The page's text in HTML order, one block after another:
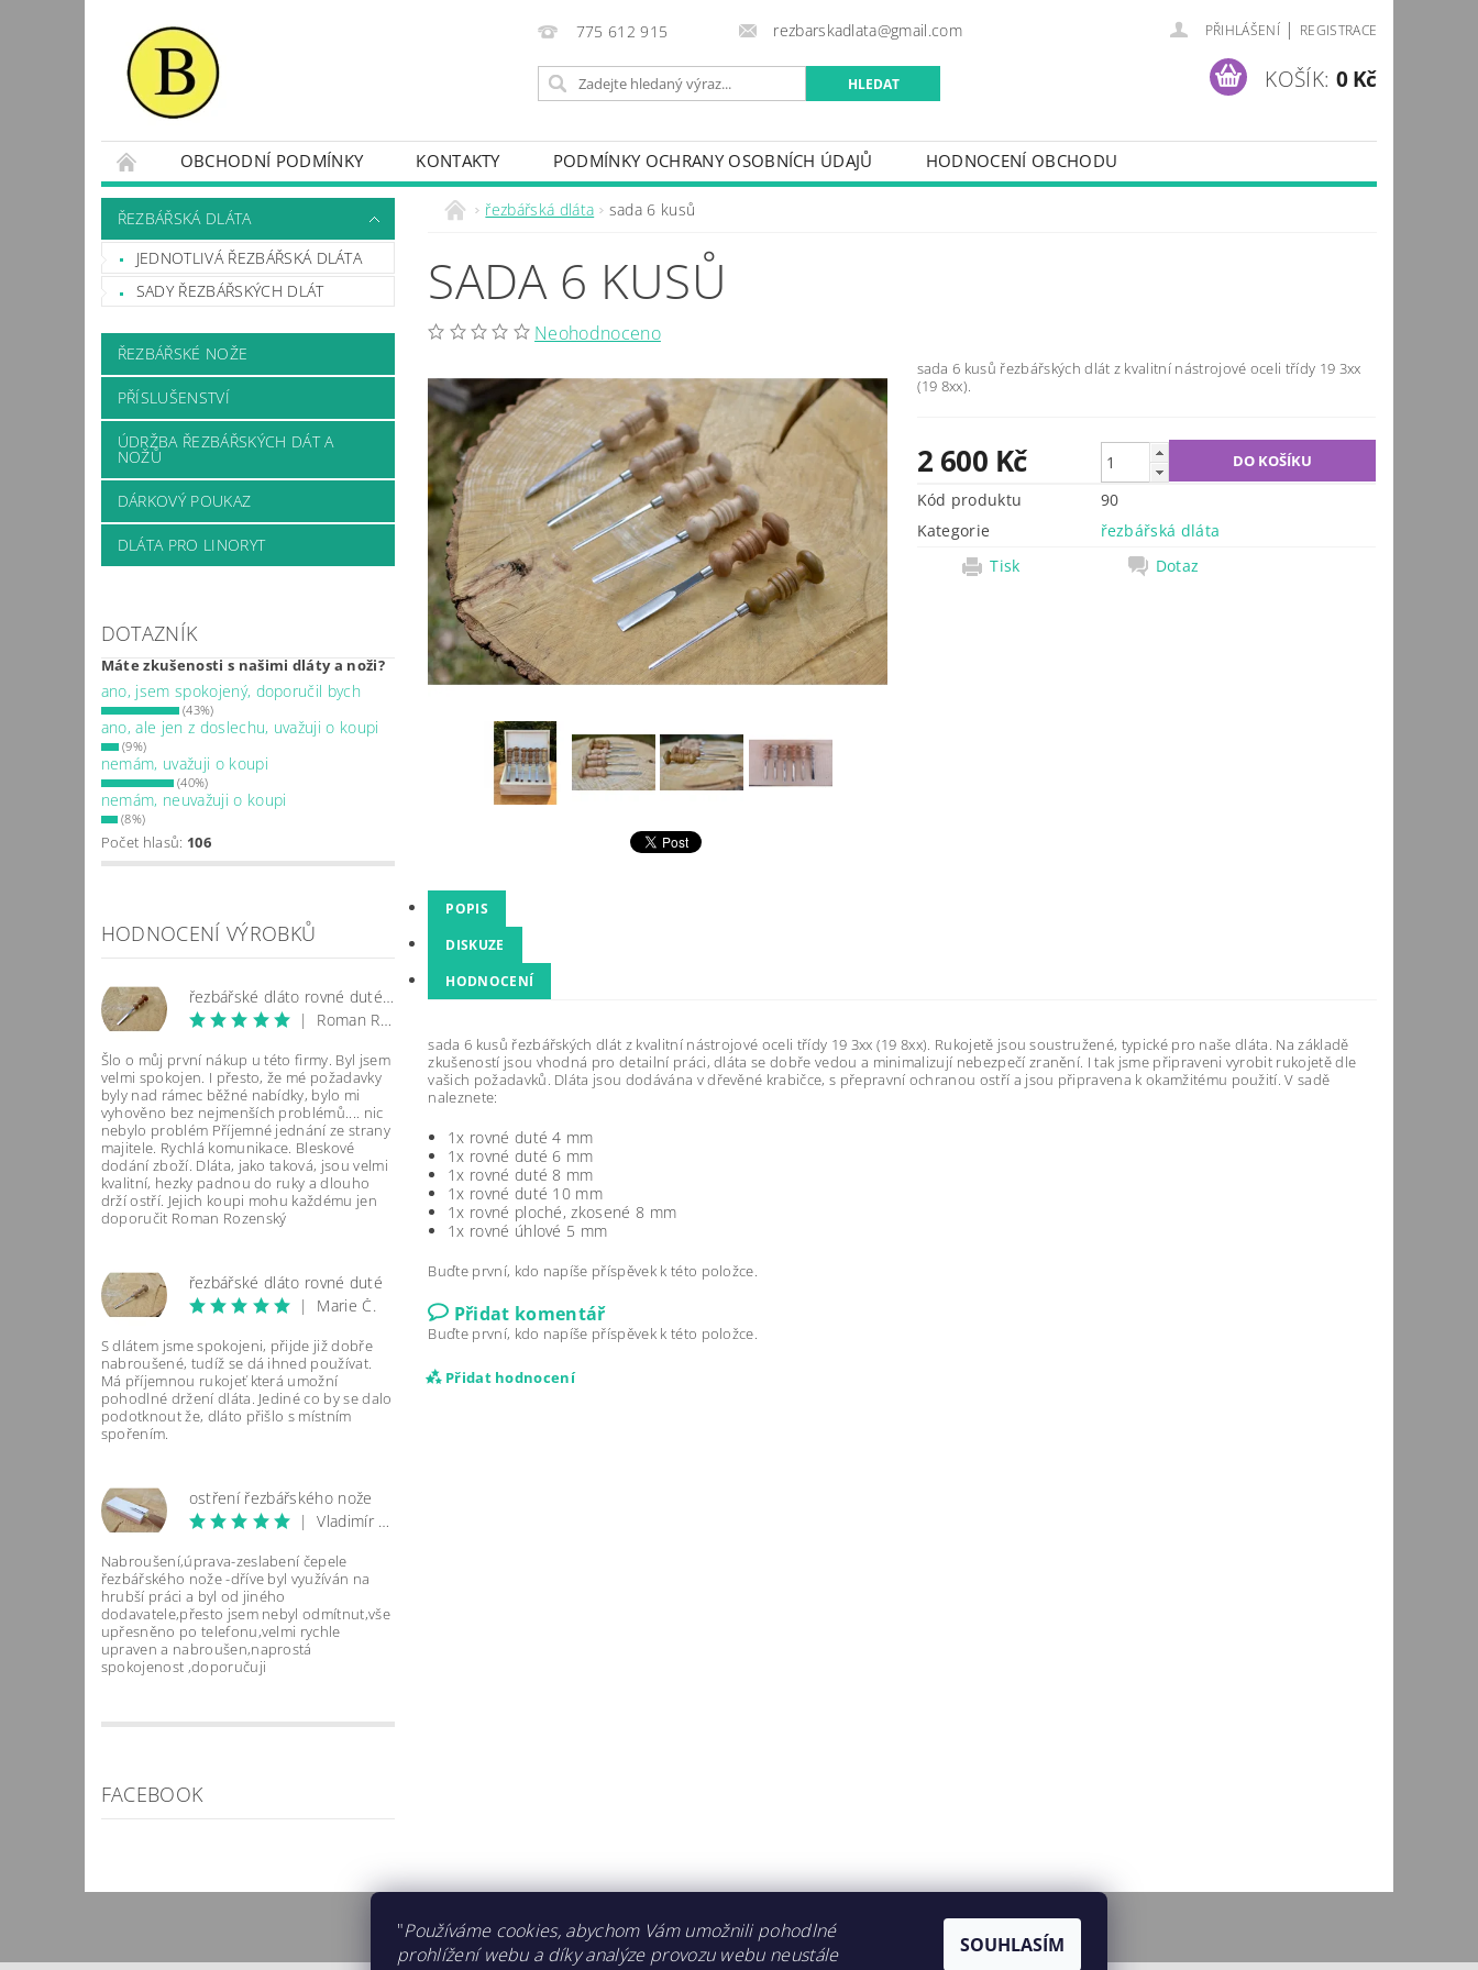
775 612 915 rezbarskadlata@gmail.com PŘIHLÁŠENÍ | REGISTRACE
KOŠÍK: 0 Kč
OBCHODNÍ PODMÍNKY KONTAKTY PODMÍNKY OCHRANY OSOBNÍCH ÚDAJŮ HODNOCENÍ OBCHODU
ŘEZBÁŘSKÁ DLÁTA
JEDNOTLIVÁ ŘEZBÁŘSKÁ DLÁTA
SADY ŘEZBÁŘSKÝCH DLÁT
ŘEZBÁŘSKÉ NOŽE
PŘÍSLUŠENSTVÍ
ÚDRŽBA ŘEZBÁŘSKÝCH DÁT A
NOŽŮ
DÁRKOVÝ POUKAZ
DLÁTA PRO LINORYT
DOTAZNÍK
Máte zkušenosti s našimi dláty a noži?
ano, jsem spokojený, doporučil bych
(43%)
ano, ale jen z doslechu, uvažuji o koupi
(9%)
nemám, uvažuji o koupi
(40%)
nemám, neuvažuji o koupi
(8%)
Počet hlasů: 106
HODNOCENÍ VÝROBKŮ
řezbářské dláto rovné duté mělké
|
Roman Rozenský
Šlo o můj první nákup u této firmy. Byl jsem
velmi spokojen. I přesto, že mé požadavky
byly nad rámec běžné nabídky, bylo mi
vyhověno bez nejmenších problémů.... nic
nebylo problém Příjemné jednání ze strany
majitele. Rychlá komunikace. Bleskové
dodání zboží. Dláta, jako taková, jsou velmi
kvalitní, hezky padnou do ruky a dlouho
drží ostří. Jejich koupi mohu každému jen
doporučit Roman Rozenský
řezbářské dláto rovné duté
|
Marie Č.
S dlátem jsme spokojeni, přijde již dobře
nabroušené, tudíž se dá ihned používat.
Má příjemnou rukojeť která umožní
pohodlné držení dláta. Jediné co by se dalo
podotknout že, dláto přišlo s místním
spořením.
ostření řezbářského nože
|
Vladimír Komárek
Nabroušení,úprava-zeslabení čepele
řezbářského nože -dříve byl využíván na
hrubší práci a byl od jiného
dodavatele,přesto jsem nebyl odmítnut,vše
upřesněno po telefonu,velmi rychle
upraven a nabroušen,naprostá
spokojenost ,doporučuji
FACEBOOK
řezbářská dláta sada 6 kusů
SADA 6 KUSŮ
Neohodnoceno
sada 6 kusů řezbářských dlát z kvalitní nástrojové oceli třídy 19 3xx
(19 8xx).
2 600 Kč
Kód produktu
90
Kategorie
řezbářská dláta
Tisk
Dotaz
POPIS
DISKUZE
HODNOCENÍ
sada 6 kusů řezbářských dlát z kvalitní nástrojové oceli třídy 19 3xx (19 8xx). Rukojetě jsou soustružené, typické pro naše dláta. Na základě
zkušeností jsou vhodná pro detailní práci, dláta se dobře vedou a minimalizují nebezpečí zranění. I tak jsme připraveni vyrobit rukojetě dle
vašich požadavků. Dláta jsou dodávána v dřevěné krabičce, s přepravní ochranou ostří a jsou připravena k okamžitému použití. V sadě
naleznete:
1x rovné duté 4 mm
1x rovné duté 6 mm
1x rovné duté 8 mm
1x rovné duté 10 mm
1x rovné ploché, zkosené 8 mm
1x rovné úhlové 5 mm
Buďte první, kdo napíše příspěvek k této položce.
Přidat komentář
Buďte první, kdo napíše příspěvek k této položce.
Přidat hodnocení
"Používáme cookies, abychom Vám umožnili pohodlné
prohlížení webu a díky analýze provozu webu neustále
SOUHLASÍM